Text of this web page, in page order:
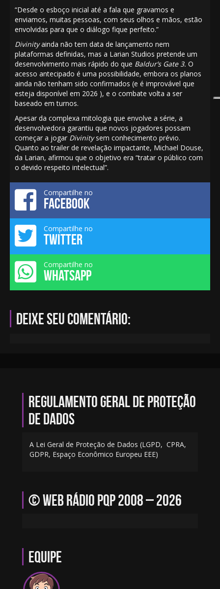
“Desde o esboço inicial até a fala que gravamos e
enviamos, muitas pessoas, com seus olhos e mãos, estão
envolvidas para que o diálogo fique perfeito.”
Divinityainda não tem data de lançamento nem
plataformas definidas, mas a Larian Studios pretende um
desenvolvimento mais rápido do que Baldur’s Gate 3. O
acesso antecipado é uma possibilidade, embora os planos
ainda não tenham sido confirmados (e é improvável que
esteja disponível em 2026 ), e o combate volta a ser
baseado em turnos.
Apesar da complexa mitologia que envolve a série, a
desenvolvedora garantiu que novos jogadores possam
começar a jogar Divinitysem conhecimento prévio.
Quanto ao trailer de revelação impactante, Michael Douse,
da Larian, afirmou que o objetivo era “tratar o público com
o devido respeito intelectual”.
Compartilhe no
FACEBOOK
Compartilhe no
TWITTER
Compartilhe no
WHATSAPP
Deixe seu comentário:
Regulamento geral de proteção
de dados
A Lei Geral de Proteção de Dados (LGPD, CPRA,
GDPR, Espaço Econômico Europeu EEE)
© Web Rádio PQP 2008 – 2026
Equipe